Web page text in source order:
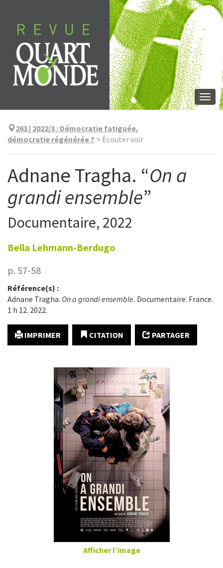
contenu
263 | 2022/3 : Démocratie fatiguée,
démocratie régénérée ? > Écouter voir
Adnane Tragha. “On a
grandi ensemble”
Documentaire, 2022
Bella Lehmann-Berdugo
p. 57-58
Référence(s) :
Adnane Tragha. On a grandi ensemble. Documentaire. France.
1 h 12. 2022.
IMPRIMER CITATION PARTAGER
Afficher l’image